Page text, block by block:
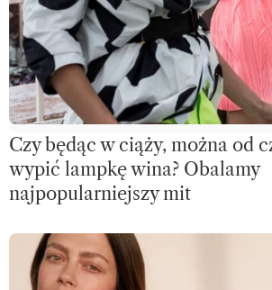
Czy będąc w ciąży, można od
wypić lampkę wina? Obalamy
najpopularniejszy mit